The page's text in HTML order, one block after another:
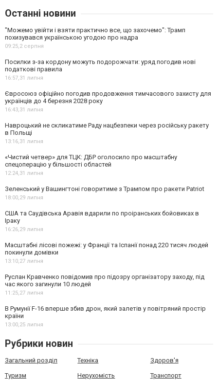
Останні новини
"Можемо увійти і взяти практично все, що захочемо": Трамп
похизувався українською угодою про надра
09:25,2 серпня
Посилки з-за кордону можуть подорожчати: уряд погодив нові
податкові правила
16:57,31 липня
Євросоюз офіційно погодив продовження тимчасового захисту для
українців до 4 березня 2028 року
16:43,31 липня
Навроцький не скликатиме Раду нацбезпеки через російську ракету
в Польщі
13:16,31 липня
«Чистий четвер» для ТЦК: ДБР оголосило про масштабну
спецоперацію у більшості областей
12:24,31 липня
Зеленський у Вашингтоні говоритиме з Трампом про ракети Patriot
18:00,29 липня
США та Саудівська Аравія вдарили по проіранських бойовиках в
Іраку
16:26,29 липня
Масштабні лісові пожежі: у Франції та Іспанії понад 220 тисяч людей
покинули домівки
13:10,27 липня
Руслан Кравченко повідомив про підозру організатору заходу, під
час якого загинули 10 людей
11:25,27 липня
В Румунії F-16 вперше збив дрон, який залетів у повітряний простір
країни
13:00,25 липня
Рубрики новин
Загальний розділ Техніка Здоров'я
Туризм Нерухомість Транспорт